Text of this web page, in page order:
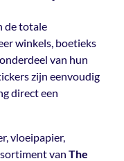
als
Happy Moments
geven iedere
vloeipapier,
van
op elkaar af te
de totale
winkels, boetieks
van hun
zijn eenvoudig
direct een
vloeipapier,
van The